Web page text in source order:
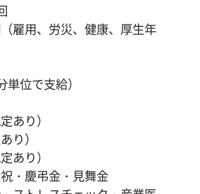
雇用、労災、健康、厚生年
単位で支給）
あり）
り）
あり）
・慶弔金・見舞金